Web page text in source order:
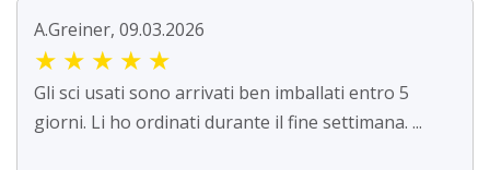
A.Greiner, 09.03.2026
★ ★ ★ ★ ★
Gli sci usati sono arrivati ben imballati entro 5
giorni. Li ho ordinati durante il fine settimana. ...